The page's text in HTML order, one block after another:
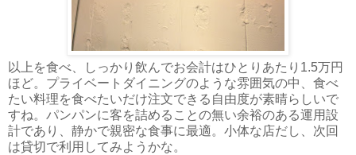
以上を食べ、しっかり飲んでお会計はひとりあたり1.5万円
ほど。プライベートダイニングのような雰囲気の中、食べ
たい料理を食べたいだけ注文できる自由度が素晴らしいで
すね。パンパンに客を詰めることの無い余裕のある運用設
計であり、静かで親密な食事に最適。小体な店だし、次回
は貸切で利用してみようかな。